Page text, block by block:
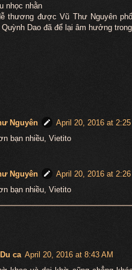
nhọc nhằn
thương được Vũ Thư Nguyên
Dao đã để lại âm hưởng
Nguyên
April 20, 2016 at 2:25
bạn nhiều, Vietito
Nguyên
April 20, 2016 at 2:26
bạn nhiều, Vietito
ca April 20, 2016 at 8:43 AM